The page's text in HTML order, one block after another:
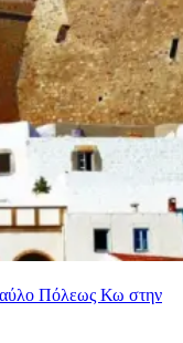
Πόλεως Κω στην